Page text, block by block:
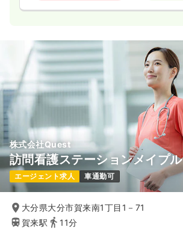
株式会社Quest
訪問看護ステーションメイプル
エージェント求人 車通勤可
大分県大分市賀来南1丁目1－71
賀来駅
11分